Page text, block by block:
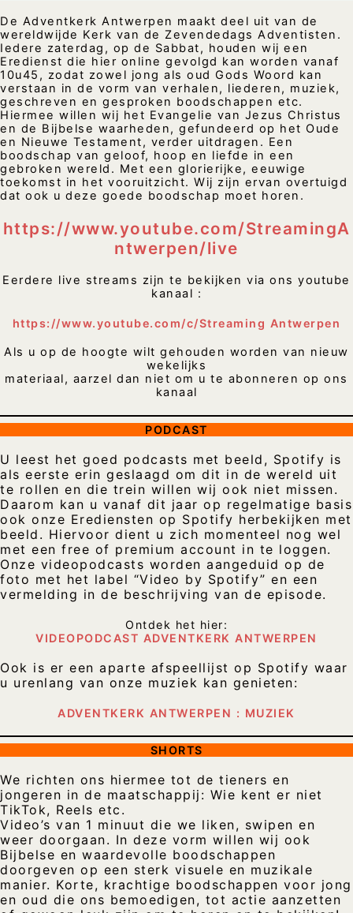
De Adventkerk Antwerpen maakt deel uit van de
wereldwijde Kerk van de Zevendedags Adventisten.
Iedere zaterdag, op de Sabbat, houden wij een
Eredienst die hier online gevolgd kan worden vanaf
10u45, zodat zowel jong als oud Gods Woord kan
verstaan in de vorm van verhalen, liederen, muziek,
geschreven en gesproken boodschappen etc.
Hiermee willen wij het Evangelie van Jezus Christus
en de Bijbelse waarheden, gefundeerd op het Oude
en Nieuwe Testament, verder uitdragen. Een
boodschap van geloof, hoop en liefde in een
gebroken wereld. Met een glorierijke, eeuwige
toekomst in het vooruitzicht. Wij zijn ervan overtuigd
dat ook u deze goede boodschap moet horen.
https://www.youtube.com/StreamingA
ntwerpen/live
Eerdere live streams zijn te bekijken via ons youtube
kanaal :
https://www.youtube.com/c/Streaming Antwerpen
Als u op de hoogte wilt gehouden worden van nieuw
wekelijks
materiaal, aarzel dan niet om u te abonneren op ons
kanaal
PODCAST
U leest het goed podcasts met beeld, Spotify is
als eerste erin geslaagd om dit in de wereld uit
te rollen en die trein willen wij ook niet missen.
Daarom kan u vanaf dit jaar op regelmatige basis
ook onze Erediensten op Spotify herbekijken met
beeld. Hiervoor dient u zich momenteel nog wel
met een free of premium account in te loggen.
Onze videopodcasts worden aangeduid op de
foto met het label “Video by Spotify” en een
vermelding in de beschrijving van de episode.
Ontdek het hier:
VIDEOPODCAST ADVENTKERK ANTWERPEN
Ook is er een aparte afspeellijst op Spotify waar
u urenlang van onze muziek kan genieten:
ADVENTKERK ANTWERPEN : MUZIEK
SHORTS
We richten ons hiermee tot de tieners en
jongeren in de maatschappij: Wie kent er niet
TikTok, Reels etc.
Video’s van 1 minuut die we liken, swipen en
weer doorgaan. In deze vorm willen wij ook
Bijbelse en waardevolle boodschappen
doorgeven op een sterk visuele en muzikale
manier. Korte, krachtige boodschappen voor jong
en oud die ons bemoedigen, tot actie aanzetten